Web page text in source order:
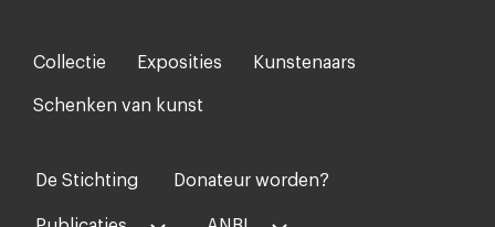
Footer-
menu
Collectie Exposities Kunstenaars
Schenken van kunst
Voet
midden
De Stichting Donateur worden?